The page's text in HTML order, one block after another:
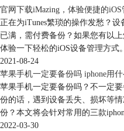
份。
官网下载iMazing，体验便捷的
正在为iTunes繁琐的操作发愁？
已满，需付费备份？如果您有以
体验一下轻松的iOS设备管理方式。
2021-08-24
苹果手机一定要备份吗 iphone用
苹果手机一定要备份吗？不一定
份的话，遇到设备丢失、损坏等
份？本文将会针对常用的三款
2022-03-30